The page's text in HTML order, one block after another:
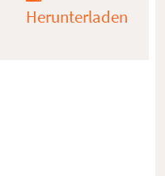
Herunterladen